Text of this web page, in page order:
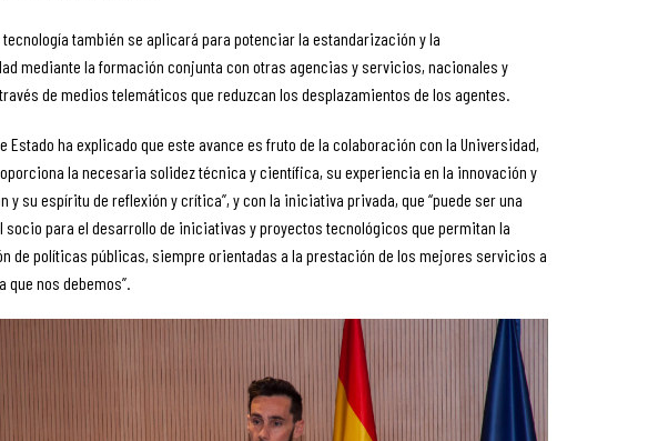
tecnología también se aplicará para potenciar la estandarización y la
mediante la formación conjunta con otras agencias y servicios, nacionales y
de medios telemáticos que reduzcan los desplazamientos de los agentes.
Estado ha explicado que este avance es fruto de la colaboración con la Universidad,
la necesaria solidez técnica y científica, su experiencia en la innovación y
y su espíritu de reflexión y crítica”, y con la iniciativa privada, que “puede ser una
socio para el desarrollo de iniciativas y proyectos tecnológicos que permitan la
de políticas públicas, siempre orientadas a la prestación de los mejores servicios a
que nos debemos”.